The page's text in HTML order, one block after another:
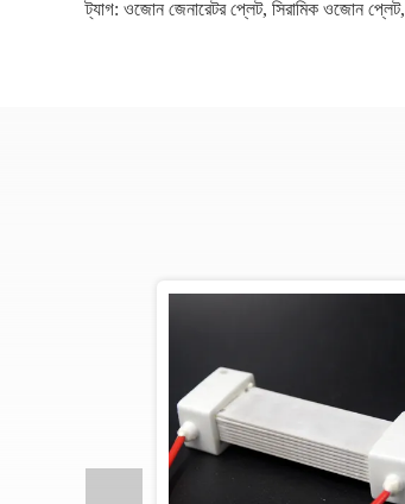
ট্যাগ: ওজোন জেনারেটর প্লেট, সিরামিক ওজোন প্লেট,